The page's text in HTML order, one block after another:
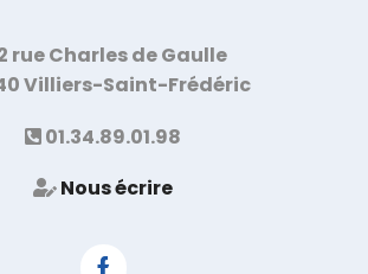
rue Charles de Gaulle
Villiers-Saint-Frédéric
01.34.89.01.98
Nous écrire